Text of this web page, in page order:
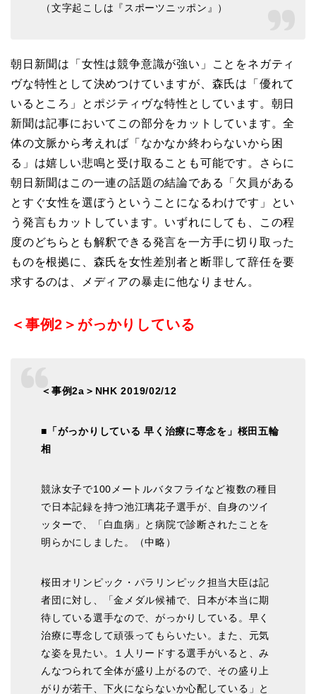
（文字起こしは『スポーツニッポン』）
朝日新聞は「女性は競争意識が強い」ことをネガティ
ヴな特性として決めつけていますが、森氏は「優れて
いるところ」とポジティヴな特性としています。朝日
新聞は記事においてこの部分をカットしています。全
体の文脈から考えれば「なかなか終わらないから困
る」は嬉しい悲鳴と受け取ることも可能です。さらに
朝日新聞はこの一連の話題の結論である「欠員がある
とすぐ女性を選ぼうということになるわけです」とい
う発言もカットしています。いずれにしても、この程
度のどちらとも解釈できる発言を一方手に切り取った
ものを根拠に、森氏を女性差別者と断罪して辞任を要
求するのは、
メディアの暴走に他なりません。
＜事例2＞がっかりしている
＜事例2a＞NHK 2019/02/12
■「がっかりしている 早く治療に専念を」桜田五輪
相
競泳女子で100メートルバタフライなど複数の種目
で日本記録を持つ池江璃花子選手が、自身のツイ
ッターで、「白血病」と病院で診断されたことを
明らかにしました。
（中略）
桜田オリンピック・パラリンピック担当大臣は記
者団に対し、「金メダル候補で、日本が本当に期
待している選手なので、がっかりしている。早く
治療に専念して頑張ってもらいたい。また、元気
な姿を見たい。１人リードする選手がいると、み
んなつられて全体が盛り上がるので、その盛り上
がりが若干、下火にならないか心配している」と